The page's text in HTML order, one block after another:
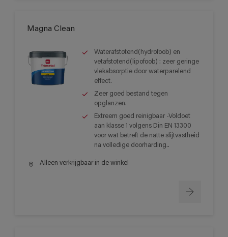
Magna Clean
Waterafstotend(hydrofoob) en
vetafstotend(lipofoob) : zeer geringe
vlekabsorptie door waterparelend
effect.
Zeer goed bestand tegen
opglanzen.
Extreem goed reinigbaar -Voldoet
aan klasse 1 volgens Din EN 13300
voor wat betreft de natte slijtvastheid
na volledige doorharding..
Alleen verkrijgbaar in de winkel